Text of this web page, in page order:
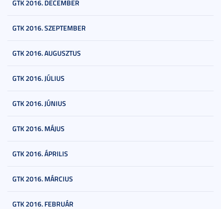
GTK 2016. DECEMBER
GTK 2016. SZEPTEMBER
GTK 2016. AUGUSZTUS
GTK 2016. JÚLIUS
GTK 2016. JÚNIUS
GTK 2016. MÁJUS
GTK 2016. ÁPRILIS
GTK 2016. MÁRCIUS
GTK 2016. FEBRUÁR